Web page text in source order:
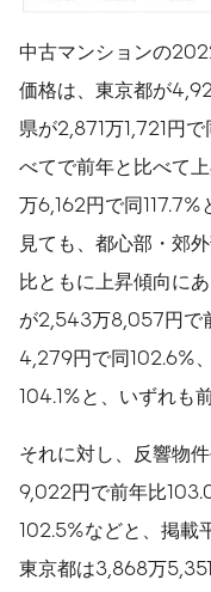
中古マンションの
価格は、東京都が
県が2,871万1,721円
べてで前年と比べて
万6,162円で同
見ても、都心部・郊
比ともに上昇傾向に
が2,543万8,057円で
4,279円で同102.6%
104.1%と、いずれも
それに対し、反響物
9,022円で前年比
102.5%などと、掲載
東京都は3,868万